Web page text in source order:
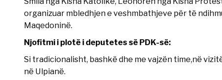
organizuar mbledhjen e veshmbathjeve për të
Maqedoninë.
Njofitmi i plotë i deputetes së PDK-së:
Si tradicionalisht, bashkë dhe me vajzën time,në
në Ulpianë.